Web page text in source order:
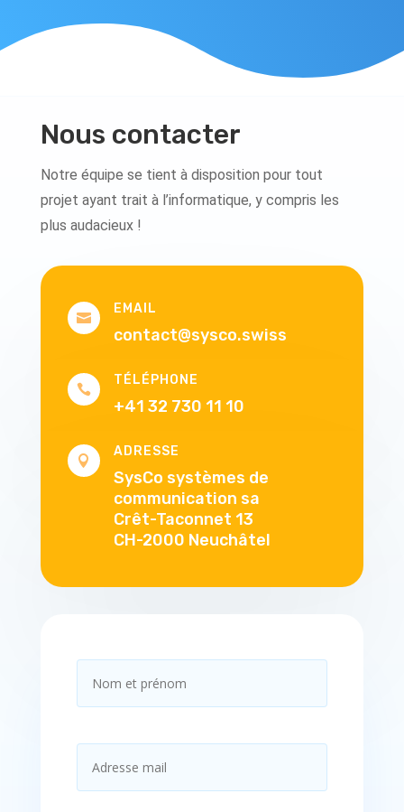
Nous contacter
Notre équipe se tient à disposition pour tout
projet ayant trait à l’informatique, y compris les
plus audacieux !

EMAIL
contact@sysco.swiss

TÉLÉPHONE
+41 32 730 11 10

ADRESSE
SysCo systèmes de
communication sa
Crêt-Taconnet 13
CH-2000 Neuchâtel